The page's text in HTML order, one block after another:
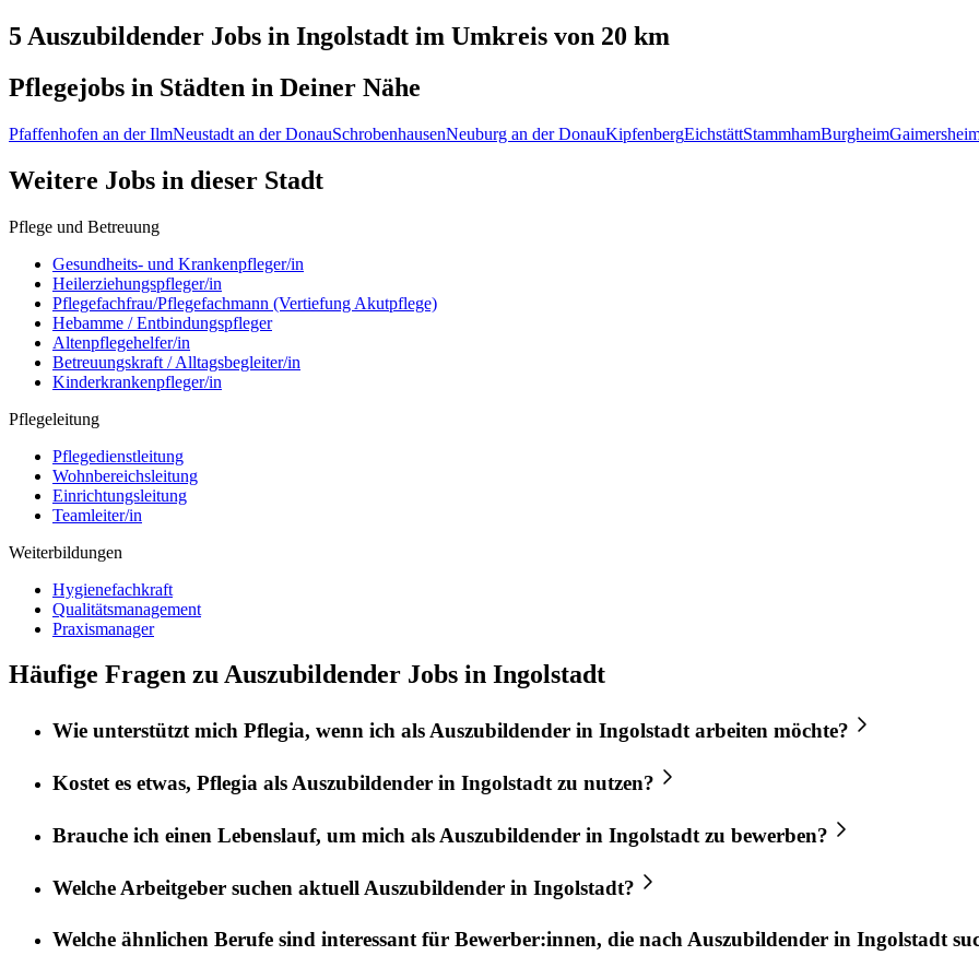
5 Auszubildender Jobs in Ingolstadt im Umkreis von 20 km
Pflegejobs in Städten in Deiner Nähe
Pfaffenhofen an der IlmNeustadt an der DonauSchrobenhausenNeuburg an der DonauKipfenbergEichstättStammhamBurgheim
Weitere Jobs in dieser Stadt
Pflege und Betreuung
Gesundheits- und Krankenpfleger/in
Heilerziehungspfleger/in
Pflegefachfrau/Pflegefachmann (Vertiefung Akutpflege)
Hebamme / Entbindungspfleger
Altenpflegehelfer/in
Betreuungskraft / Alltagsbegleiter/in
Kinderkrankenpfleger/in
Pflegeleitung
Pflegedienstleitung
Wohnbereichsleitung
Einrichtungsleitung
Teamleiter/in
Weiterbildungen
Hygienefachkraft
Qualitätsmanagement
Praxismanager
Häufige Fragen zu Auszubildender Jobs in Ingolstadt
Wie unterstützt mich Pflegia, wenn ich alsAuszubildender in Ingolstadtarbeiten möchte?
Kostet es etwas, Pflegia als Auszubildender in Ingolstadt zu nutzen?
Brauche ich einen Lebenslauf, um mich als Auszubildender in Ingolstadt zu bewerben?
Welche Arbeitgeber suchen aktuell Auszubildender in Ingolstadt?
Welche ähnlichen Berufe sind interessant für Bewerber:innen, die nachAuszubildender in Ingolstadt